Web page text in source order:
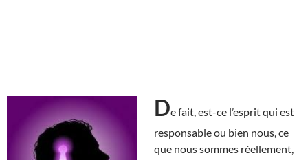
De fait, est-ce l’esprit qui est
responsable ou bien nous, ce
que nous sommes réellement,